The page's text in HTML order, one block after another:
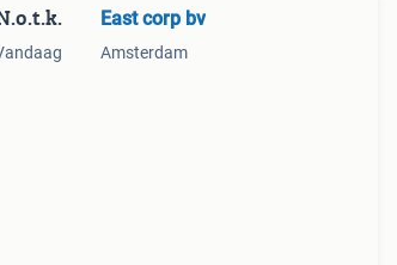
East corp bv
Amsterdam